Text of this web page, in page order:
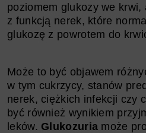
poziomem glukozy we krwi,
z funkcją nerek, które
glukozę z powrotem do
Może to być objawem
w tym cukrzycy, stanów
nerek, ciężkich infekcji czy
być również wynikiem
leków. Glukozuria może